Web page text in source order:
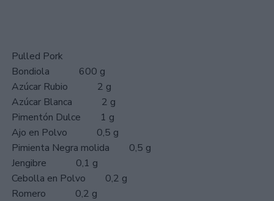
Pulled Pork
Bondiola 600 g
Azúcar Rubio 2 g
Azúcar Blanca 2 g
Pimentón Dulce 1 g
Ajo en Polvo 0,5 g
Pimienta Negra molida 0,5 g
Jengibre 0,1 g
Cebolla en Polvo 0,2 g
Romero 0,2 g